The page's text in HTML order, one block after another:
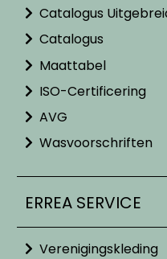
Catalogus
Catalogus
Maattabel
ISO-Certificering
AVG
Wasvoorschriften
ERREA SERVICE
Verenigingskleding